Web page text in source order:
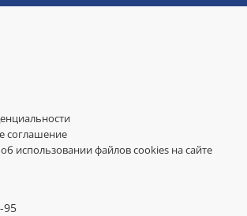
соглашение
использовании файлов cookies на сайте
95